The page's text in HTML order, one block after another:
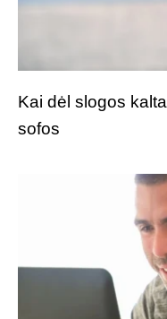
Kai dėl slogos
sofos